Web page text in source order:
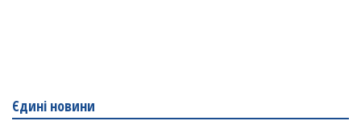
Єдині новини